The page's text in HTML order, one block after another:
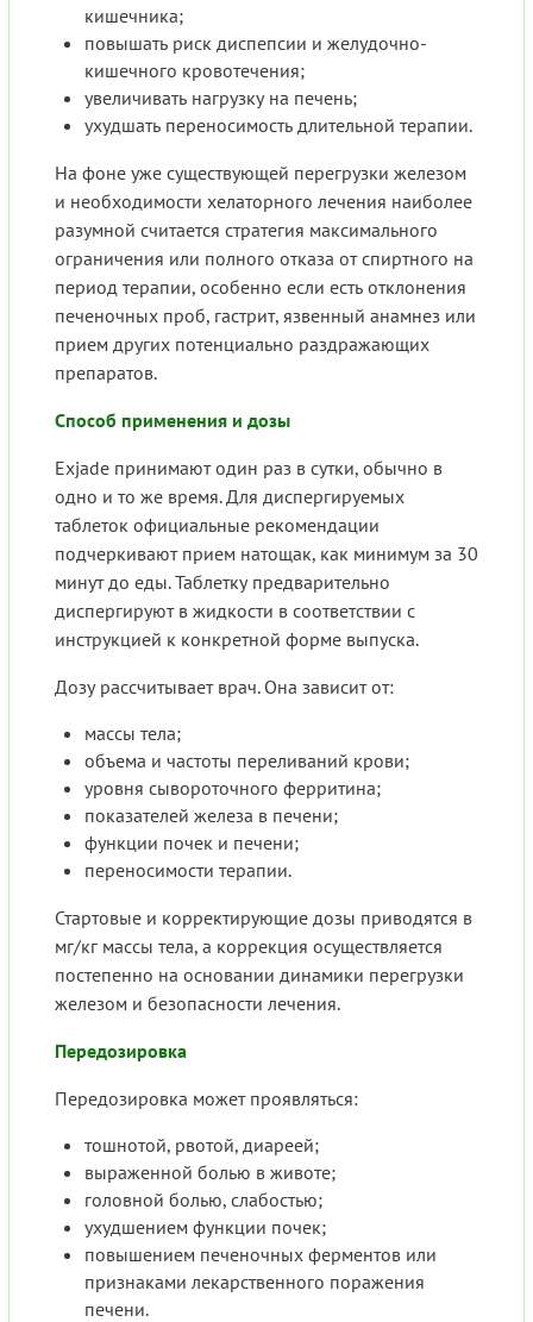
кишечника;
повышать риск диспепсии и желудочно-
кишечного кровотечения;
увеличивать нагрузку на печень;
ухудшать переносимость длительной терапии.
На фоне уже существующей перегрузки железом
и необходимости хелаторного лечения наиболее
разумной считается стратегия максимального
ограничения или полного отказа от спиртного на
период терапии, особенно если есть отклонения
печеночных проб, гастрит, язвенный анамнез или
прием других потенциально раздражающих
препаратов.
Способ применения и дозы
Exjade принимают один раз в сутки, обычно в
одно и то же время. Для диспергируемых
таблеток официальные рекомендации
подчеркивают прием натощак, как минимум за 30
минут до еды. Таблетку предварительно
диспергируют в жидкости в соответствии с
инструкцией к конкретной форме выпуска.
Дозу рассчитывает врач. Она зависит от:
массы тела;
объема и частоты переливаний крови;
уровня сывороточного ферритина;
показателей железа в печени;
функции почек и печени;
переносимости терапии.
Стартовые и корректирующие дозы приводятся в
мг/кг массы тела, а коррекция осуществляется
постепенно на основании динамики перегрузки
железом и безопасности лечения.
Передозировка
Передозировка может проявляться:
тошнотой, рвотой, диареей;
выраженной болью в животе;
головной болью, слабостью;
ухудшением функции почек;
повышением печеночных ферментов или
признаками лекарственного поражения
печени.